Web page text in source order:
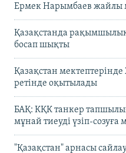
Ермек Нарымбаев жайлы
Қазақстанда
босап шықты
Қазақстан
ретінде оқытылады
БАҚ: КҚК танкер
мұнай тиеуді үзіп-созуға
"Қазақстан" арнасы